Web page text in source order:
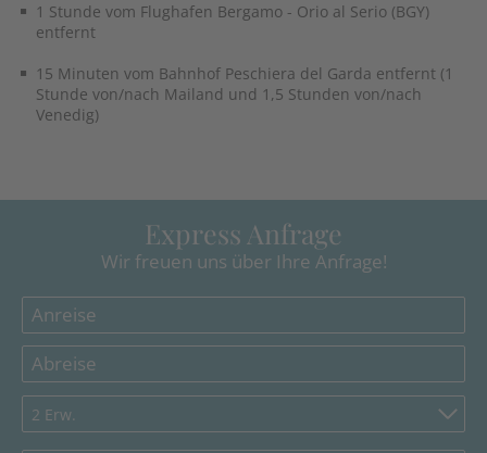
1 Stunde vom Flughafen Bergamo - Orio al Serio (BGY)
entfernt
15 Minuten vom Bahnhof Peschiera del Garda entfernt (1
Stunde von/nach Mailand und 1,5 Stunden von/nach
Venedig)
Express Anfrage
Wir freuen uns über Ihre Anfrage!
2 Erw.